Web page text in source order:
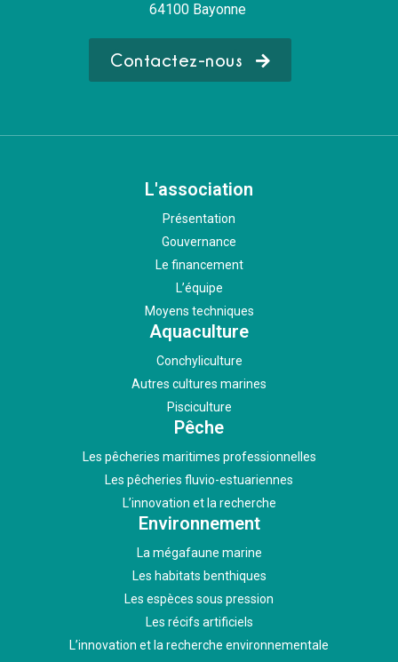
64100 Bayonne
Contactez-nous
L'association
Présentation
Gouvernance
Le financement
L’équipe
Moyens techniques
Aquaculture
Conchyliculture
Autres cultures marines
Pisciculture
Pêche
Les pêcheries maritimes professionnelles
Les pêcheries fluvio-estuariennes
L’innovation et la recherche
Environnement
La mégafaune marine
Les habitats benthiques
Les espèces sous pression
Les récifs artificiels
L’innovation et la recherche environnementale